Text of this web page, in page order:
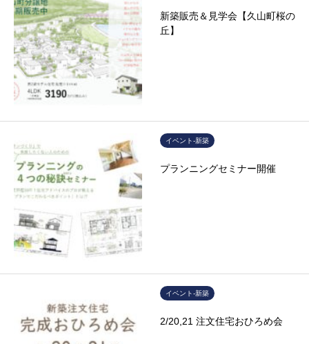
新築販売＆見学会【久山町桜の
丘】
イベント-新築
プランニングセミナー開催
イベント-新築
2/20,21 注文住宅おひろめ会